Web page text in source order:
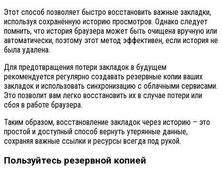
Этот способ позволяет быстро восстановить важные закладки,
используя сохранённую историю просмотров. Однако следует
помнить, что история браузера может быть очищена вручную или
автоматически, поэтому этот метод эффективен, если история не
была удалена.
Для предотвращения потери закладок в будущем
рекомендуется регулярно создавать резервные копии ваших
закладок и использовать синхронизацию с облачными сервисами.
Это позволит вам легко восстановить их в случае потери или
сбоя в работе браузера.
Таким образом, восстановление закладок через историю – это
простой и доступный способ вернуть утерянные данные,
сохраняя важные ссылки и ресурсы всегда под рукой.
Пользуйтесь резервной копией